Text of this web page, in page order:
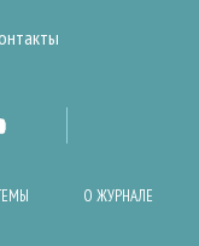
О ЖУРНАЛЕ